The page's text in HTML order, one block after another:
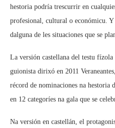
hestoria podría trescurrir en
profesional, cultural o económicu.
dalguna de les situaciones que se
La versión castellana del testu
guionista dirixó en 2011
récord de nominaciones na hestoria
en 12 categoríes na gala que se
Na versión en castellán, el